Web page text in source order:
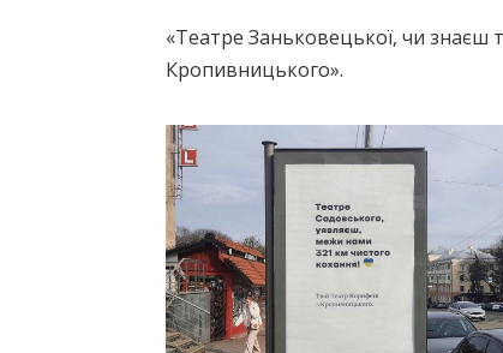
«Театре Заньковецької, чи знаєш
Кропивницького».